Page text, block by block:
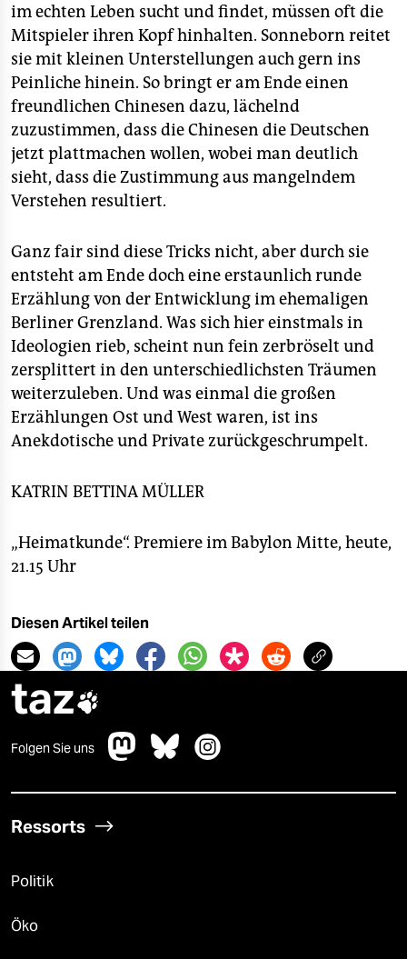
im echten Leben sucht und findet, müssen oft die
Mitspieler ihren Kopf hinhalten. Sonneborn reitet
sie mit kleinen Unterstellungen auch gern ins
Peinliche hinein. So bringt er am Ende einen
freundlichen Chinesen dazu, lächelnd
zuzustimmen, dass die Chinesen die Deutschen
jetzt plattmachen wollen, wobei man deutlich
sieht, dass die Zustimmung aus mangelndem
Verstehen resultiert.
Ganz fair sind diese Tricks nicht, aber durch sie
entsteht am Ende doch eine erstaunlich runde
Erzählung von der Entwicklung im ehemaligen
Berliner Grenzland. Was sich hier einstmals in
Ideologien rieb, scheint nun fein zerbröselt und
zersplittert in den unterschiedlichsten Träumen
weiterzuleben. Und was einmal die großen
Erzählungen Ost und West waren, ist ins
Anekdotische und Private zurückgeschrumpelt.
KATRIN BETTINA MÜLLER
„Heimatkunde“. Premiere im Babylon Mitte, heute,
21.15 Uhr
Diesen Artikel teilen
taz
Folgen Sie uns
Ressorts
Politik
Öko